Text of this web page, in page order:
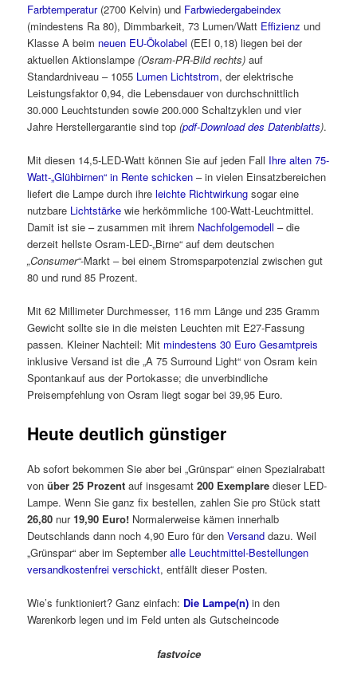
Farbtemperatur(2700 Kelvin) und Farbwiedergabeindex
(mindestens Ra 80), Dimmbarkeit, 73 Lumen/Watt Effizienz und
Klasse A beim neuen EU-Ökolabel (EEI 0,18) liegen bei der
aktuellen Aktionslampe(Osram-PR-Bild rechts) auf
Standardniveau – 1055 Lumen Lichtstrom, der elektrische
Leistungsfaktor 0,94, die Lebensdauer von durchschnittlich
30.000 Leuchtstunden sowie 200.000 Schaltzyklen und vier
Jahre Herstellergarantie sind top(pdf-Download des Datenblatts).
Mit diesen 14,5-LED-Watt können Sie auf jeden Fall Ihre alten 75-
Watt-„Glühbirnen“ in Rente schicken – in vielen Einsatzbereichen
liefert die Lampe durch ihreleichte Richtwirkung sogar eine
nutzbare Lichtstärke wie herkömmliche 100-Watt-Leuchtmittel.
Damit ist sie – zusammen mit ihrem Nachfolgemodell – die
derzeit hellste Osram-LED-„Birne“ auf dem deutschen
„Consumer“-Markt – bei einem Stromsparpotenzial zwischen gut
80 und rund 85 Prozent.
Mit 62 Millimeter Durchmesser, 116 mm Länge und 235 Gramm
Gewicht sollte sie in die meisten Leuchten mit E27-Fassung
passen. Kleiner Nachteil: Mit mindestens 30 Euro Gesamtpreis
inklusive Versand ist die „A 75 Surround Light“ von Osram kein
Spontankauf aus der Portokasse; die unverbindliche
Preisempfehlung von Osram liegt sogar bei 39,95 Euro.
Heute deutlich günstiger
Ab sofort bekommen Sie aber bei „Grünspar“ einen Spezialrabatt
vonüber 25 Prozent auf insgesamt200 Exemplare dieser LED-
Lampe. Wenn Sie ganz fix bestellen, zahlen Sie pro Stück statt
26,80 nur19,90 Euro! Normalerweise kämen innerhalb
Deutschlands dann noch 4,90 Euro für denVersand dazu. Weil
„Grünspar“ aber im Septemberalle Leuchtmittel-Bestellungen
versandkostenfrei verschickt, entfällt dieser Posten.
Wie’s funktioniert? Ganz einfach: Die Lampe(n) in den
Warenkorb legen und im Feld unten als Gutscheincode
fastvoice